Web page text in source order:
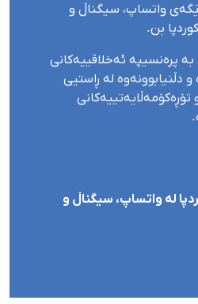
واتساپ، سیگناڵ و
بن.
بە پرەنسیپە ئەخلاقییەکانی
دڵنیابوونەوە لە ڕاستیی
تۆڕەکۆمەڵایەتییەکانی
لە واتساپ، سیگناڵ و